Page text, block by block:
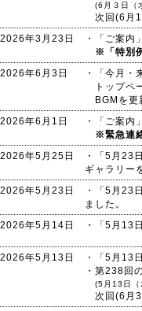
(6月３日（
次回(6月
2026年3月23日
・「ご案内
※「特別
2026年6月3日
・「今月・
トップペ
BGMを更
2026年6月1日
・「ご案内
※緊急連
2026年5月25日
・「5月23
ギャラリー
2026年5月23日
・「5月23
ました。
2026年5月14日
・「5月13
2026年5月13日
・「5月13
・第238回
(5月13日（
次回(6月3